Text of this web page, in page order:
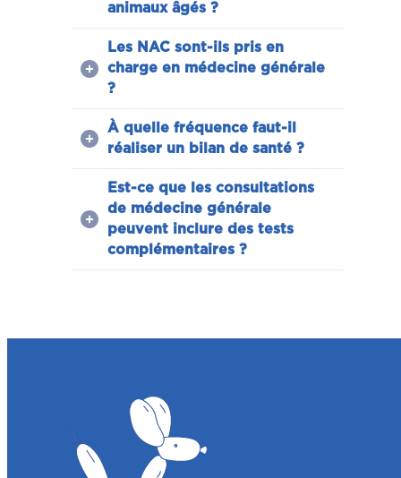
animaux âgés ?
Les NAC sont-ils pris en
charge en médecine générale
?
À quelle fréquence faut-il
réaliser un bilan de santé ?
Est-ce que les consultations
de médecine générale
peuvent inclure des tests
complémentaires ?